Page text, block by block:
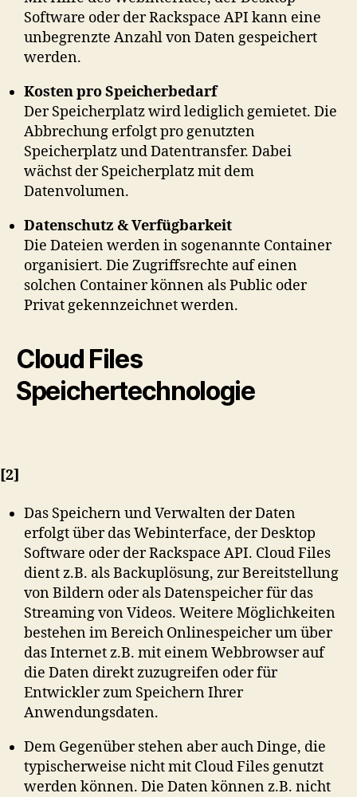
Software oder der Rackspace API kann eine
unbegrenzte Anzahl von Daten gespeichert
werden.
Kosten pro Speicherbedarf
Der Speicherplatz wird lediglich gemietet. Die
Abbrechung erfolgt pro genutzten
Speicherplatz und Datentransfer. Dabei
wächst der Speicherplatz mit dem
Datenvolumen.
Datenschutz & Verfügbarkeit
Die Dateien werden in sogenannte Container
organisiert. Die Zugriffsrechte auf einen
solchen Container können als Public oder
Privat gekennzeichnet werden.
Cloud Files
Speichertechnologie
[2]
Das Speichern und Verwalten der Daten
erfolgt über das Webinterface, der Desktop
Software oder der Rackspace API. Cloud Files
dient z.B. als Backuplösung, zur Bereitstellung
von Bildern oder als Datenspeicher für das
Streaming von Videos. Weitere Möglichkeiten
bestehen im Bereich Onlinespeicher um über
das Internet z.B. mit einem Webbrowser auf
die Daten direkt zuzugreifen oder für
Entwickler zum Speichern Ihrer
Anwendungsdaten.
Dem Gegenüber stehen aber auch Dinge, die
typischerweise nicht mit Cloud Files genutzt
werden können. Die Daten können z.B. nicht